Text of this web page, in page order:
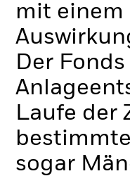
mit einem
Der
Laufe der
sogar